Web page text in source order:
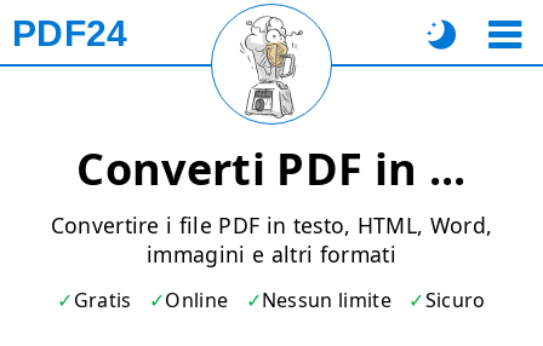
PDF24
Converti PDF in ...
Convertire i file PDF in testo, HTML, Word,
immagini e altri formati
Gratis Online Nessun limite Sicuro